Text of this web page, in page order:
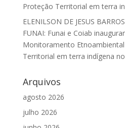
Proteção Territorial em terra
ELENILSON DE JESUS
FUNAI: Funai e Coiab
Monitoramento
Territorial em terra indígena
Arquivos
agosto 2026
julho 2026